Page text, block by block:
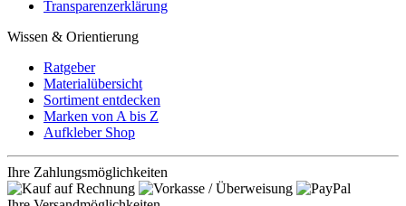
Transparenzerklärung
Wissen & Orientierung
Ratgeber
Materialübersicht
Sortiment entdecken
Marken von A bis Z
Aufkleber Shop
Ihre Zahlungsmöglichkeiten